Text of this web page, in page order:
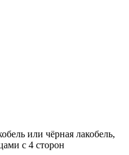
или чёрная лакобель,
с 4 сторон